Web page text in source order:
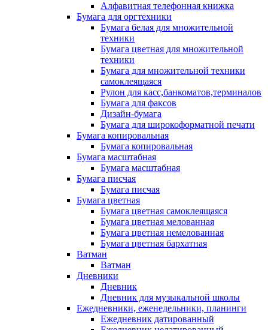
Алфавитная телефонная книжка
Бумага для оргтехники
Бумага белая для множительной
техники
Бумага цветная для множительной
техники
Бумага для множительной техники
самоклеящаяся
Рулон для касс,банкоматов,терминалов
Бумага для факсов
Дизайн-бумага
Бумага для широкоформатной печати
Бумага копировальная
Бумага копировальная
Бумага масштабная
Бумага масштабная
Бумага писчая
Бумага писчая
Бумага цветная
Бумага цветная самоклеящаяся
Бумага цветная мелованная
Бумага цветная немелованная
Бумага цветная бархатная
Ватман
Ватман
Дневники
Дневник
Дневник для музыкальной школы
Ежедневники, еженедельники, планинги
Ежедневник датированный